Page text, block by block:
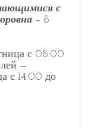
с
– 8
с 08:00
—
с 14:00 до